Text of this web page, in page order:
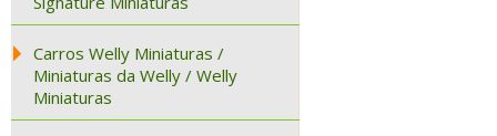
Carros Welly Miniaturas /
Miniaturas da Welly / Welly
Miniaturas